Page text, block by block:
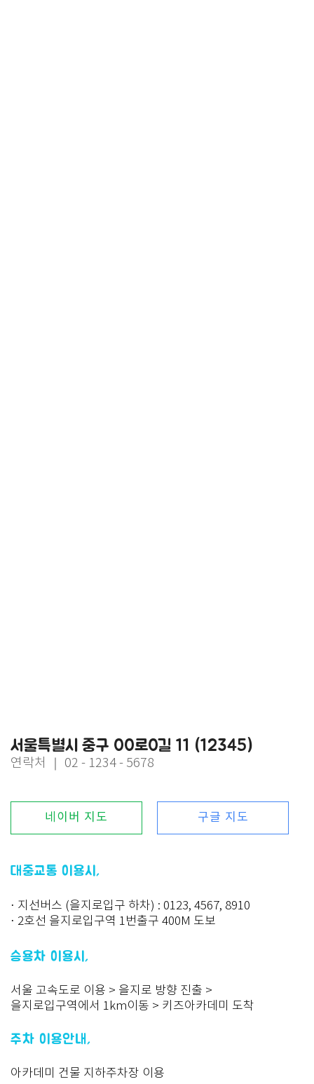
서울특별시 중구 00로0길 11 (12345)
연락처 ｜ 02 - 1234 - 5678
네이버 지도 구글 지도
대중교통 이용시,
· 지선버스 (을지로입구 하차) : 0123, 4567, 8910
· 2호선 을지로입구역 1번출구 400M 도보
승용차 이용시,
서울 고속도로 이용 > 을지로 방향 진출 >
을지로입구역에서 1km이동 > 키즈아카데미 도착
주차 이용안내,
아카데미 건물 지하주차장 이용